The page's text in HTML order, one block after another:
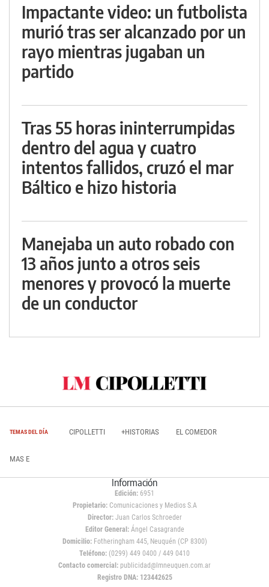
Impactante video: un futbolista
murió tras ser alcanzado por un
rayo mientras jugaban un
partido
Tras 55 horas ininterrumpidas
dentro del agua y cuatro
intentos fallidos, cruzó el mar
Báltico e hizo historia
Manejaba un auto robado con
13 años junto a otros seis
menores y provocó la muerte
de un conductor
TEMAS DEL DÍA CIPOLLETTI +HISTORIAS EL COMEDOR
MAS E
Información
Edición: 6951
Propietario:Comunicaciones y Medios S.A
Director: Juan Carlos Schroeder
Editor General:Ángel Casagrande
Domicilio:Fotheringham 445, Neuquén (CP 8300)
Teléfono: (0299) 449 0400 / 449 0410
Contacto comercial: publicidad@lmneuquen.com.ar
Registro DNA: 123442625